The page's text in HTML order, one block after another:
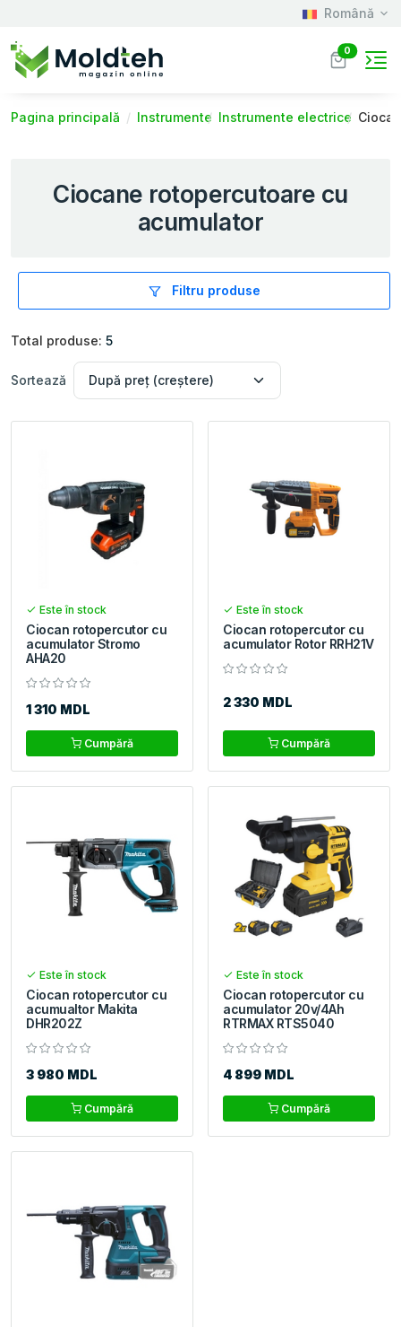
Română
0
Pagina principală Instrumente Instrumente electrice
Ciocanе rotopercutoare cu
acumulator
Filtru produse
Total produse: 5
Sortează
Este în stock
Ciocan rotopercutor cu
acumulator Stromo
AHA20
1 310 MDL
Cumpără
Este în stock
Ciocan rotopercutor cu
acumulator Rotor RRH21V
2 330 MDL
Cumpără
Este în stock
Ciocan rotopercutor cu
acumualtor Makita
DHR202Z
3 980 MDL
Cumpără
Este în stock
Ciocan rotopercutor cu
acumulator 20v/4Ah
RTRMAX RTS5040
4 899 MDL
Cumpără